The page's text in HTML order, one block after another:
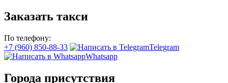
Заказать такси
По телефону:
+7 (960) 850-88-33
Telegram
Whatsapp
Города присутствия